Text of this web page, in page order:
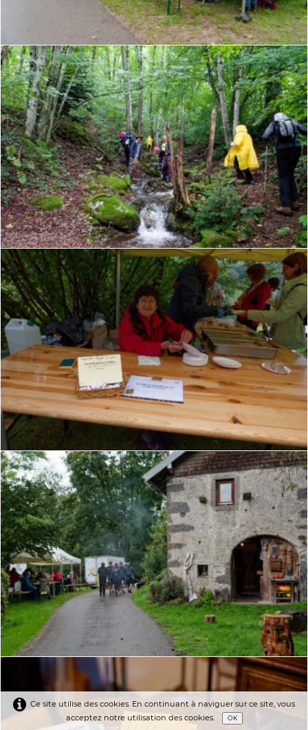
Ce site utilise des cookies. En continuant à naviguer sur ce site, vous
acceptez notre utilisation des cookies.
OK